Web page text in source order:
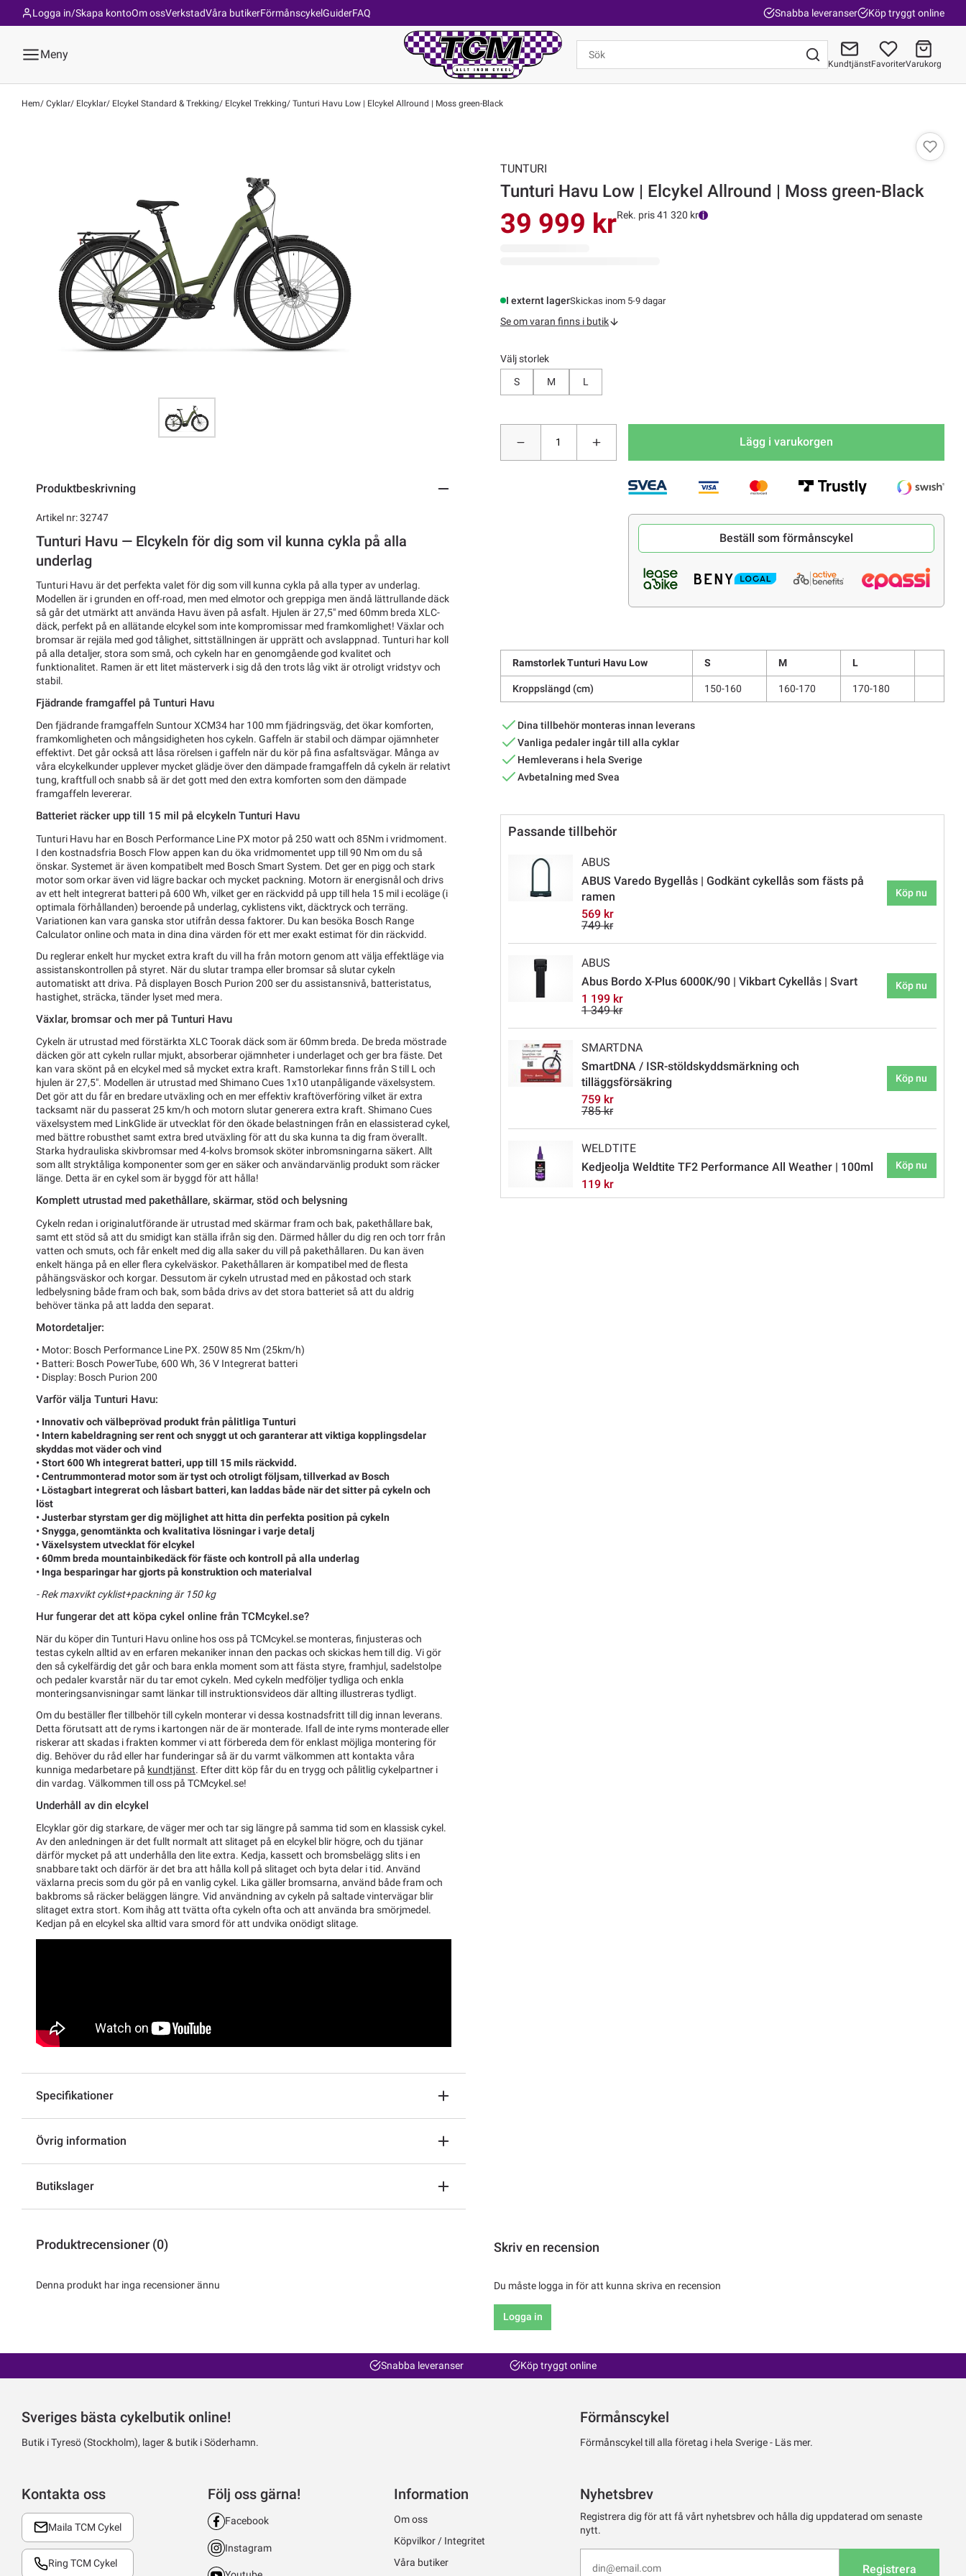
Om ossVerkstadVåra butikerFörmånscykelGuiderFAQ
Logga in/Skapa konto Snabba leveranser Köp tryggt online
Meny
KundtjänstFavoriterVarukorg
Hem Cyklar Elcyklar Elcykel Standard & Trekking Elcykel Trekking Tunturi Havu Low | Elcykel Allround | Moss green-Black
Produktbeskrivning
Artikel nr: 32747
Tunturi Havu — Elcykeln för dig som vil kunna cykla på alla
underlag
Tunturi Havu är det perfekta valet för dig som vill kunna cykla på alla typer av underlag.
Modellen är i grunden en off-road, men med elmotor och greppiga men ändå lättrullande däck
så går det utmärkt att använda Havu även på asfalt. Hjulen är 27,5" med 60mm breda XLC-
däck, perfekt på en allätande elcykel som inte kompromissar med framkomlighet! Växlar och
bromsar är rejäla med god tålighet, sittställningen är upprätt och avslappnad. Tunturi har koll
på alla detaljer, stora som små, och cykeln har en genomgående god kvalitet och
funktionalitet. Ramen är ett litet mästerverk i sig då den trots låg vikt är otroligt vridstyv och
stabil.
Fjädrande framgaffel på Tunturi Havu
Den fjädrande framgaffeln Suntour XCM34 har 100 mm fjädringsväg, det ökar komforten,
framkomligheten och mångsidigheten hos cykeln. Gaffeln är stabil och dämpar ojämnheter
effektivt. Det går också att låsa rörelsen i gaffeln när du kör på fina asfaltsvägar. Många av
våra elcykelkunder upplever mycket glädje över den dämpade framgaffeln då cykeln är relativt
tung, kraftfull och snabb så är det gott med den extra komforten som den dämpade
framgaffeln levererar.
Batteriet räcker upp till 15 mil på elcykeln Tunturi Havu
Tunturi Havu har en Bosch Performance Line PX motor på 250 watt och 85Nm i vridmoment.
I den kostnadsfria Bosch Flow appen kan du öka vridmomentet upp till 90 Nm om du så
önskar. Systemet är även kompatibelt med Bosch Smart System. Det ger en pigg och stark
motor som orkar även vid lägre backar och mycket packning. Motorn är energisnål och drivs
av ett helt integrerat batteri på 600 Wh, vilket ger en räckvidd på upp till hela 15 mil i ecoläge (i
optimala förhållanden) beroende på underlag, cyklistens vikt, däcktryck och terräng.
Variationen kan vara ganska stor utifrån dessa faktorer. Du kan besöka Bosch Range
Calculator online och mata in dina dina värden för ett mer exakt estimat för din räckvidd.
Du reglerar enkelt hur mycket extra kraft du vill ha från motorn genom att välja effektläge via
assistanskontrollen på styret. När du slutar trampa eller bromsar så slutar cykeln
automatiskt att driva. På displayen Bosch Purion 200 ser du assistansnivå, batteristatus,
hastighet, sträcka, tänder lyset med mera.
Växlar, bromsar och mer på Tunturi Havu
Cykeln är utrustad med förstärkta XLC Toorak däck som är 60mm breda. De breda möstrade
däcken gör att cykeln rullar mjukt, absorberar ojämnheter i underlaget och ger bra fäste. Det
kan vara skönt på en elcykel med så mycket extra kraft. Ramstorlekar finns från S till L och
hjulen är 27,5". Modellen är utrustad med Shimano Cues 1x10 utanpåligande växelsystem.
Det gör att du får en bredare utväxling och en mer effektiv kraftöverföring vilket är extra
tacksamt när du passerat 25 km/h och motorn slutar generera extra kraft. Shimano Cues
växelsystem med LinkGlide är utvecklat för den ökade belastningen från en elassisterad cykel,
med bättre robusthet samt extra bred utväxling för att du ska kunna ta dig fram överallt.
Starka hydrauliska skivbromsar med 4-kolvs bromsok sköter inbromsningarna säkert. Allt
som allt stryktåliga komponenter som ger en säker och användarvänlig produkt som räcker
länge. Detta är en cykel som är byggd för att hålla!
Komplett utrustad med pakethållare, skärmar, stöd och belysning
Cykeln redan i originalutförande är utrustad med skärmar fram och bak, pakethållare bak,
samt ett stöd så att du smidigt kan ställa ifrån sig den. Därmed håller du dig ren och torr från
vatten och smuts, och får enkelt med dig alla saker du vill på pakethållaren. Du kan även
enkelt hänga på en eller flera cykelväskor. Pakethållaren är kompatibel med de flesta
påhängsväskor och korgar. Dessutom är cykeln utrustad med en påkostad och stark
ledbelysning både fram och bak, som båda drivs av det stora batteriet så att du aldrig
behöver tänka på att ladda den separat.
Motordetaljer:
• Motor: Bosch Performance Line PX. 250W 85 Nm (25km/h)
• Batteri: Bosch PowerTube, 600 Wh, 36 V Integrerat batteri
• Display: Bosch Purion 200
Varför välja Tunturi Havu:
• Innovativ och välbeprövad produkt från pålitliga Tunturi
• Intern kabeldragning ser rent och snyggt ut och garanterar att viktiga kopplingsdelar
skyddas mot väder och vind
• Stort 600 Wh integrerat batteri, upp till 15 mils räckvidd.
• Centrummonterad motor som är tyst och otroligt följsam, tillverkad av Bosch
• Löstagbart integrerat och låsbart batteri, kan laddas både när det sitter på cykeln och
löst
• Justerbar styrstam ger dig möjlighet att hitta din perfekta position på cykeln
• Snygga, genomtänkta och kvalitativa lösningar i varje detalj
• Växelsystem utvecklat för elcykel
• 60mm breda mountainbikedäck för fäste och kontroll på alla underlag
• Inga besparingar har gjorts på konstruktion och materialval
- Rek maxvikt cyklist+packning är 150 kg
Hur fungerar det att köpa cykel online från TCMcykel.se?
När du köper din Tunturi Havu online hos oss på TCMcykel.se monteras, finjusteras och
testas cykeln alltid av en erfaren mekaniker innan den packas och skickas hem till dig. Vi gör
den så cykelfärdig det går och bara enkla moment som att fästa styre, framhjul, sadelstolpe
och pedaler kvarstår när du tar emot cykeln. Med cykeln medföljer tydliga och enkla
monteringsanvisningar samt länkar till instruktionsvideos där allting illustreras tydligt.
Om du beställer fler tillbehör till cykeln monterar vi dessa kostnadsfritt till dig innan leverans.
Detta förutsatt att de ryms i kartongen när de är monterade. Ifall de inte ryms monterade eller
riskerar att skadas i frakten kommer vi att förbereda dem för enklast möjliga montering för
dig. Behöver du råd eller har funderingar så är du varmt välkommen att kontakta våra
kunniga medarbetare på kundtjänst. Efter ditt köp får du en trygg och pålitlig cykelpartner i
din vardag. Välkommen till oss på TCMcykel.se!
Underhåll av din elcykel
Elcyklar gör dig starkare, de väger mer och tar sig längre på samma tid som en klassisk cykel.
Av den anledningen är det fullt normalt att slitaget på en elcykel blir högre, och du tjänar
därför mycket på att underhålla den lite extra. Kedja, kassett och bromsbelägg slits i en
snabbare takt och därför är det bra att hålla koll på slitaget och byta delar i tid. Använd
växlarna precis som du gör på en vanlig cykel. Lika gäller bromsarna, använd både fram och
bakbroms så räcker beläggen längre. Vid användning av cykeln på saltade vintervägar blir
slitaget extra stort. Kom ihåg att tvätta ofta cykeln ofta och att använda bra smörjmedel.
Kedjan på en elcykel ska alltid vara smord för att undvika onödigt slitage.
Specifikationer
Övrig information
Butikslager
TUNTURI
Tunturi Havu Low | Elcykel Allround | Moss green-Black
39 999 krRek. pris 41 320 kr
I externt lagerSkickas inom 5-9 dagar
Se om varan finns i butik
Välj storlek
S
M L
Lägg i varukorgen
Beställ som förmånscykel
Ramstorlek Tunturi Havu Low S M L
Kroppslängd (cm) 150-160 160-170 170-180
Dina tillbehör monteras innan leverans
Vanliga pedaler ingår till alla cyklar
Hemleverans i hela Sverige
Avbetalning med Svea
Passande tillbehör
ABUS
ABUS Varedo Bygellås | Godkänt cykellås som fästs på
ramen
569 kr
749 kr
Köp nu
ABUS
Abus Bordo X-Plus 6000K/90 | Vikbart Cykellås | Svart
1 199 kr
1 349 kr
Köp nu
SMARTDNA
SmartDNA / ISR-stöldskyddsmärkning och
tilläggsförsäkring
759 kr
785 kr
Köp nu
WELDTITE
Kedjeolja Weldtite TF2 Performance All Weather | 100ml
119 kr
Köp nu
Produktrecensioner (0)
Denna produkt har inga recensioner ännu
Skriv en recension
Du måste logga in för att kunna skriva en recension
Logga in
Snabba leveranser Köp tryggt online
Sveriges bästa cykelbutik online!
Butik i Tyresö (Stockholm), lager & butik i Söderhamn.
Förmånscykel
Förmånscykel till alla företag i hela Sverige - Läs mer.
Kontakta oss
Maila TCM Cykel
Ring TCM Cykel
Följ oss gärna!
Facebook
Instagram
Information
Om oss
Köpvilkor / Integritet
Våra butiker
Nyhetsbrev
Registrera dig för att få vårt nyhetsbrev och hålla dig uppdaterad om senaste
nytt.
Registrera